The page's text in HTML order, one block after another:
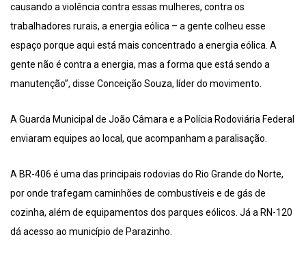
causando a violência contra essas mulheres, contra os
trabalhadores rurais, a energia eólica – a gente colheu esse
espaço porque aqui está mais concentrado a energia eólica. A
gente não é contra a energia, mas a forma que está sendo a
manutenção”, disse Conceição Souza, líder do movimento.
A Guarda Municipal de João Câmara e a Polícia Rodoviária Federal
enviaram equipes ao local, que acompanham a paralisação.
A BR-406 é uma das principais rodovias do Rio Grande do Norte,
por onde trafegam caminhões de combustíveis e de gás de
cozinha, além de equipamentos dos parques eólicos. Já a RN-120
dá acesso ao município de Parazinho.